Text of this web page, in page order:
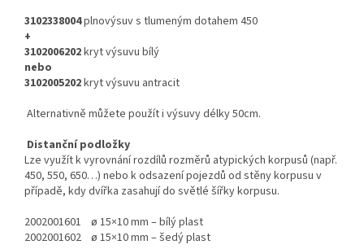
3102338004plnovýsuv s tlumeným dotahem 450
+
3102006202kryt výsuvu bílý
nebo
3102005202kryt výsuvu antracit
Alternativně můžete použít i výsuvy délky 50cm.
Distanční podložky
Lze využít k vyrovnání rozdílů rozměrů atypických korpusů (např.
450, 550, 650…) nebo k odsazení pojezdů od stěny korpusu v
případě, kdy dvířka zasahují do světlé šířky korpusu.
2002001601 ø 15×10 mm – bílý plast
2002001602 ø 15×10 mm – šedý plast